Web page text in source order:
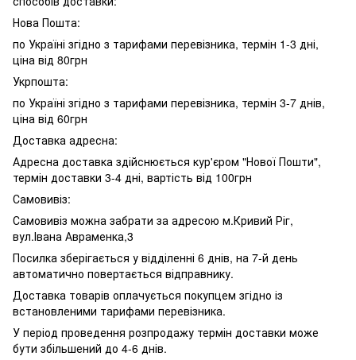
Нова Пошта:
по Україні згідно з тарифами перевізника, термін 1-3 дні,
ціна від 80грн
Укрпошта:
по Україні згідно з тарифами перевізника, термін 3-7 днів,
ціна від 60грн
Доставка адресна:
Адресна доставка здійснюється кур'єром "Нової Пошти",
термін доставки 3-4 дні, вартість від 100грн
Самовивіз:
Самовивіз можна забрати за адресою м.Кривий Ріг,
вул.Івана Авраменка,3
Посилка зберігається у відділенні 6 днів, на 7-й день
автоматично повертається відправнику.
Доставка товарів оплачується покупцем згідно із
встановленими тарифами перевізника.
У період проведення розпродажу термін доставки може
бути збільшений до 4-6 днів.